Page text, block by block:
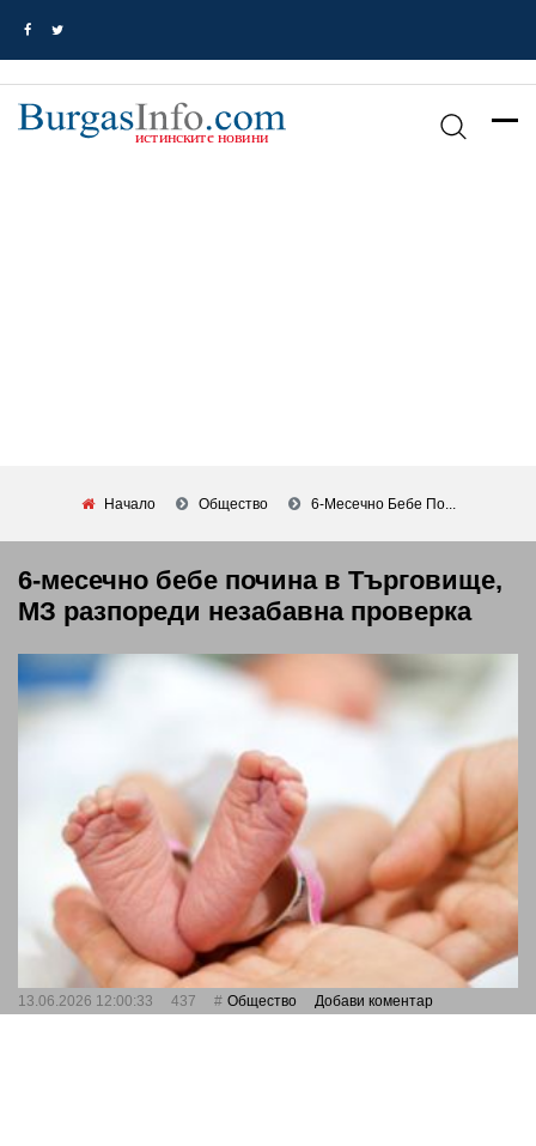
Начало Общество 6-Месечно Бебе По...
6-месечно бебе почина в Търговище,
МЗ разпореди незабавна проверка
13.06.2026 12:00:33 437 Общество Добави коментар